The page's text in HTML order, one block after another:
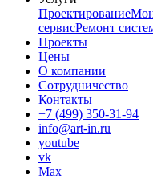
Проектирование
сервисРемонт
Проекты
Цены
О компании
Сотрудничество
Контакты
+7 (499) 350-31-94
info@art-in.ru
youtube
vk
Max